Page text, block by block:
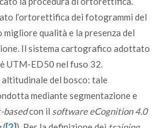
l’ortorettifica dei fotogrammi del
migliore qualità e la presenza del
Il sistema cartografico adottato
UTM-ED50 nel fuso 32.
del bosco: tale
mediante segmentazione e
basedcon il software eCognition 4.0